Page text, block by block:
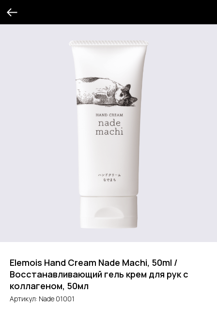
Elemois Hand Cream Nade Machi, 50ml /
Восстанавливающий гель крем для рук с
коллагеном, 50мл
Артикул: Nade 01001